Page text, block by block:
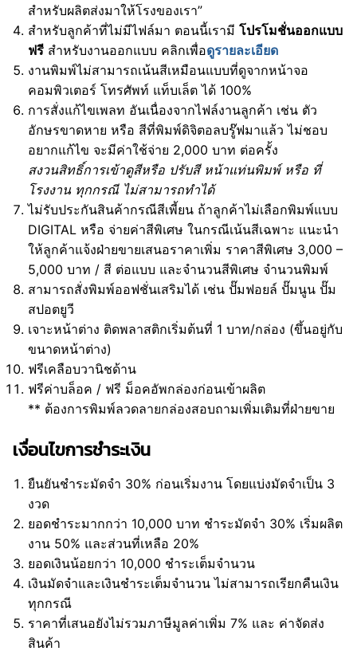
สำหรับผลิตส่งมาให้โรงของเรา”
สำหรับลูกค้าที่ไม่มีไฟล์มา ตอนนี้เรามีโปรโมชั่นออกแบบ
ฟรี สำหรับงานออกแบบ คลิกเพื่อดูรายละเอียด
งานพิมพ์ไม่สามารถเน้นสีเหมือนแบบที่ดูจากหน้าจอ
คอมพิวเตอร์ โทรศัพท์ แท็บเล็ต ได้ 100%
การสั่งแก้ไขเพลท อันเนื่องจากไฟล์งานลูกค้า เช่น ตัว
อักษรขาดหาย หรือ สีที่พิมพ์ดิจิตอลบรู๊ฟมาแล้ว ไม่ชอบ
อยากแก้ไข จะมีค่าใช้จ่าย 2,000 บาท ต่อครั้ง
สงวนสิทธิ์การเข้าดูสีหรือ ปรับสี หน้าแท่นพิมพ์ หรือ ที่
โรงงาน ทุกกรณี ไม่สามารถทำได้
ไม่รับประกันสินค้ากรณีสีเพี้ยน ถ้าลูกค้าไม่เลือกพิมพ์แบบ
DIGITAL หรือ จ่ายค่าสีพิเศษ ในกรณีเน้นสีเฉพาะ แนะนำ
ให้ลูกค้าแจ้งฝ่ายขายเสนอราคาเพิ่ม ราคาสีพิเศษ 3,000 –
5,000 บาท / สี ต่อแบบ และจำนวนสีพิเศษ จำนวนพิมพ์
สามารถสั่งพิมพ์ออฟชั่นเสริมได้ เช่น ปั๊มฟอยล์ ปั๊มนูน ปั๊ม
สปอตยูวี
เจาะหน้าต่าง ติดพลาสติกเริ่มต้นที่ 1 บาท/กล่อง (ขึ้นอยู่กับ
ขนาดหน้าต่าง)
ฟรีเคลือบวานิชด้าน
ฟรีค่าบล็อค / ฟรี ม็อคอัพกล่องก่อนเข้าผลิต
** ต้องการพิมพ์ลวดลายกล่องสอบถามเพิ่มเติมที่ฝ่ายขาย
เงื่อนไขการชำระเงิน
ยืนยันชำระมัดจำ 30% ก่อนเริ่มงาน โดยแบ่งมัดจำเป็น 3
งวด
ยอดชำระมากกว่า 10,000 บาท ชำระมัดจำ 30% เริ่มผลิต
งาน 50% และส่วนที่เหลือ 20%
ยอดเงินน้อยกว่า 10,000 ชำระเต็มจำนวน
เงินมัดจำและเงินชำระเต็มจำนวน ไม่สามารถเรียกคืนเงิน
ทุกกรณี
ราคาที่เสนอยังไม่รวมภาษีมูลค่าเพิ่ม 7% และ ค่าจัดส่ง
สินค้า